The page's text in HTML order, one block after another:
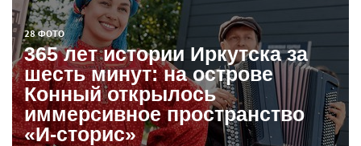
28 ФОТО
365 лет истории Иркутска за
шесть минут: на острове
Конный открылось
иммерсивное пространство
«И-сторис»